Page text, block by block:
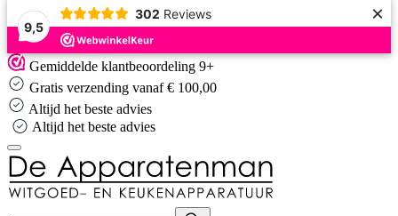
9,5
302 Reviews ×
Skip
to
content
Gemiddelde klantbeoordeling 9+
Gratis verzending vanaf € 100,00
Altijd het beste advies
Altijd het beste advies